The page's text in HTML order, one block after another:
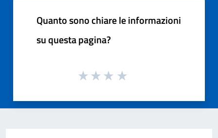
Quanto sono chiare le informazioni
su questa pagina?